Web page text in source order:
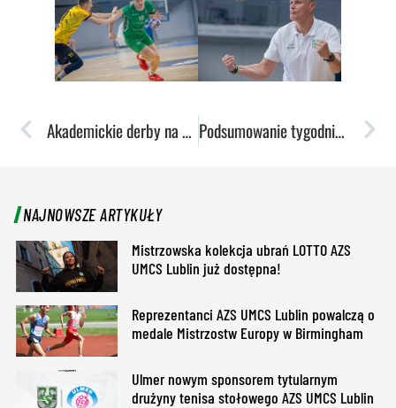
Akademickie derby na korzyść Częstochowianek! Podsumowanie tygodnia: Powrót do elity, nowe transfery i inauguracja sezonu szczypiornistów!
NAJNOWSZE ARTYKUŁY
Mistrzowska kolekcja ubrań LOTTO AZS
UMCS Lublin już dostępna!
Reprezentanci AZS UMCS Lublin powalczą o
medale Mistrzostw Europy w Birmingham
Ulmer nowym sponsorem tytularnym
drużyny tenisa stołowego AZS UMCS Lublin